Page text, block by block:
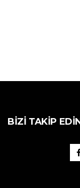
BIZI TAKIP